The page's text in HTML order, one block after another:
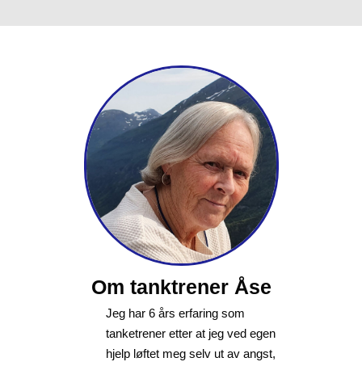
Om tanktrener Åse
Jeg har 6 års erfaring som
tanketrener etter at jeg ved egen
hjelp løftet meg selv ut av angst,